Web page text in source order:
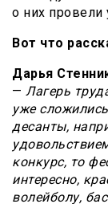
о них провели
Вот что
Дарья
— Лагерь
уже
десанты,
конкурс, то
интересно,
волейболу,